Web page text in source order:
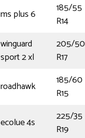
ms plus 6
185/55
R14
winguard
sport 2 xl
205/50
R17
roadhawk
185/60
R15
ecolue 4s
225/35
R19